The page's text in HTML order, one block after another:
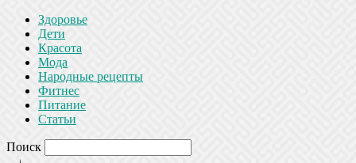
Здоровье
Дети
Красота
Мода
Народные рецепты
Фитнес
Питание
Статьи
Поиск